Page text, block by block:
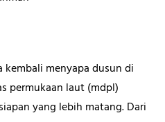
kembali menyapa dusun di
permukaan laut (mdpl)
yang lebih matang. Dari